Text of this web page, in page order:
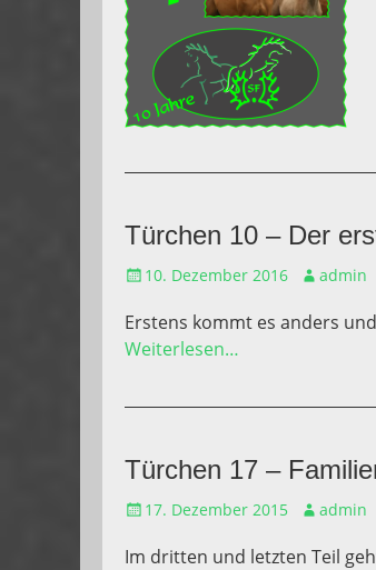
Türchen 10 – Der
Gepostet
10. Dezember 2016 Autoradmin
Erstens kommt es anders
Weiterlesen…
Türchen 17 –
Gepostet
17. Dezember 2015 Autoradmin
Im dritten und letzten Teil